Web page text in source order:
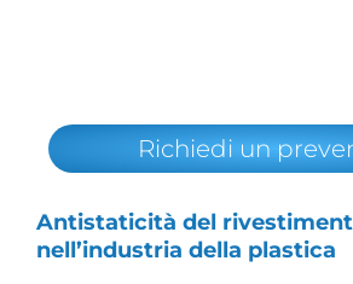
Richiedi un
Antistaticità del
nell’industria della plastica